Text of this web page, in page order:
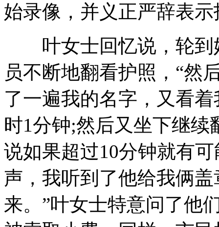
始录像，并义正严辞表
叶女士回忆说，轮到
员不断地翻看护照，“然
了一遍我的名字，又看
时1分钟;然后又坐下继
说如果超过10分钟就有可
声，我听到了他给我俩
来。”叶女士特意问了他